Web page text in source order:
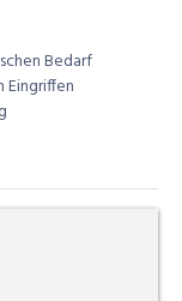
Bedarf
Eingriffen